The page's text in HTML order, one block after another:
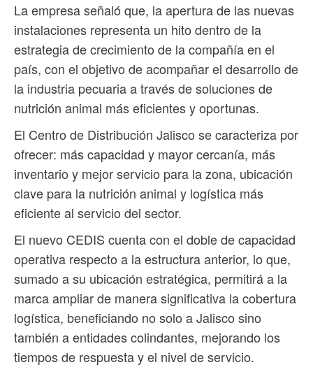
La empresa señaló que, la apertura de las nuevas
instalaciones representa un hito dentro de la
estrategia de crecimiento de la compañía en el
país, con el objetivo de acompañar el desarrollo de
la industria pecuaria a través de soluciones de
nutrición animal más eficientes y oportunas.
El Centro de Distribución Jalisco se caracteriza por
ofrecer: más capacidad y mayor cercanía, más
inventario y mejor servicio para la zona, ubicación
clave para la nutrición animal y logística más
eficiente al servicio del sector.
El nuevo CEDIS cuenta con el doble de capacidad
operativa respecto a la estructura anterior, lo que,
sumado a su ubicación estratégica, permitirá a la
marca ampliar de manera significativa la cobertura
logística, beneficiando no solo a Jalisco sino
también a entidades colindantes, mejorando los
tiempos de respuesta y el nivel de servicio.